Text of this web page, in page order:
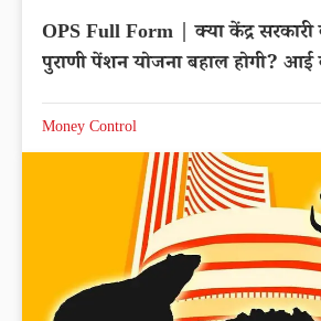
OPS Full Form | क्या केंद्र सरकारी
पुराणी पेंशन योजना बहाल होगी?
Money Control